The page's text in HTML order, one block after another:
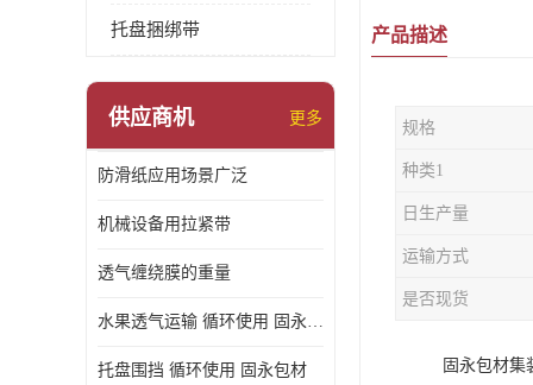
托盘捆绑带
供应商机 更多
防滑纸应用场景广泛
机械设备用拉紧带
透气缠绕膜的重量
水果透气运输 循环使用 固永包材
托盘围挡 循环使用 固永包材
产品描述
规格
种类1
日生产量
运输方式
是否现货
固永包材